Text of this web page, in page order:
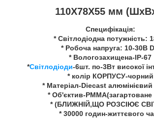
110Х78Х55 мм
Специфікація:
* Світлодіодна потужність:
* Робоча напруга: 10-30В
* Вологозахищена-IP-67
*Світлодіоди-6шт. по-3Вт високої
* колір КОРПУСУ-чорний
* Матеріал-Diecast алюмінієвий
* Об'єктив-PMMA(загартоване
* (БЛИЖНІЙ,ЩО РОЗСІЮЄ
* 30000 годин-життєвого